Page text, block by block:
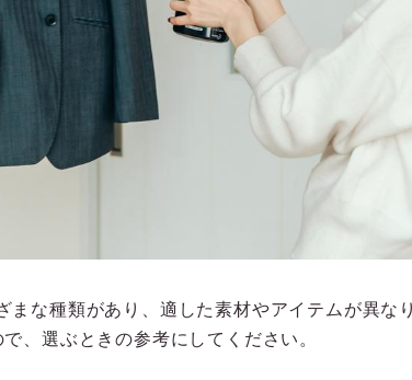
まな種類があり、適した素材やアイテムが異な
、選ぶときの参考にしてください。